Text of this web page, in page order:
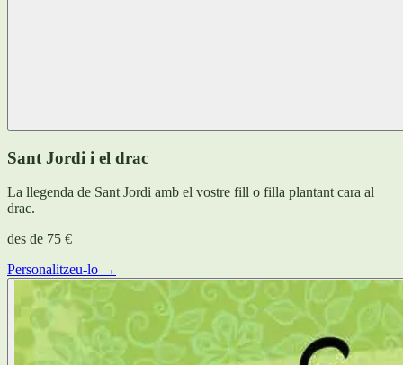
Sant Jordi i el drac
La llegenda de Sant Jordi amb el vostre fill o filla plantant cara al
drac.
des de 75 €
Personalitzeu-lo →